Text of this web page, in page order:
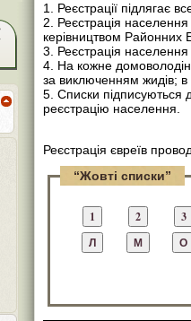
1. Реєстрації підлягає
2. Реєстрація
керівництвом Районних
3. Реєстрація
4. На кожне
за виключенням жидів; в
5. Списки підписуються
реєстрацію населення.
Реєстрація євреїв
“Жовті списки”